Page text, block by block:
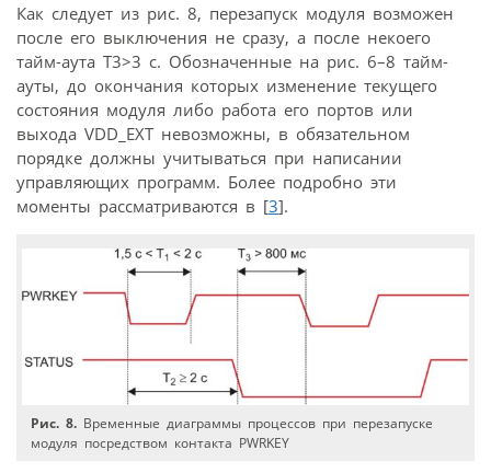
Как следует из рис. 8, перезапуск модуля возможен
после его выключения не сразу, а после некоего
тайм-аута T3>3 c. Обозначенные на рис. 6–8 тайм-
ауты, до окончания которых изменение текущего
состояния модуля либо работа его портов или
выхода VDD_EXT невозможны, в обязательном
порядке должны учитываться при написании
управляющих программ. Более подробно эти
моменты рассматриваются в [3].
Рис. 8. Временные диаграммы процессов при перезапуске
модуля посредством контакта PWRKEY